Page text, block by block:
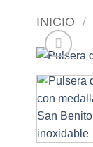
INICIO /